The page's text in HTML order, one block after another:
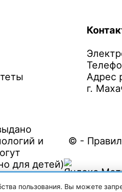
Адрес
г.
и
для детей)
© -
пользования. Вы можете